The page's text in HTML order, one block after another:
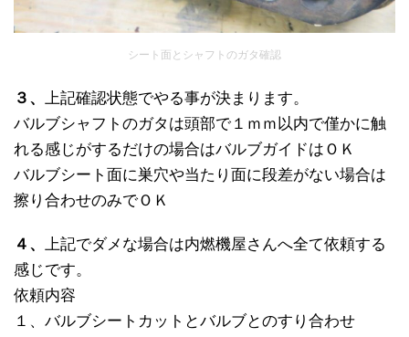
シート面とシャフトのガタ確認
３、 上記確認状態でやる事が決まります。
バルブシャフトのガタは頭部で１ｍｍ以内で僅かに触
れる感じがするだけの場合はバルブガイドはＯＫ
バルブシート面に巣穴や当たり面に段差がない場合は
擦り合わせのみでＯＫ
４、 上記でダメな場合は内燃機屋さんへ全て依頼する
感じです。
依頼内容
１、バルブシートカットとバルブとのすり合わせ